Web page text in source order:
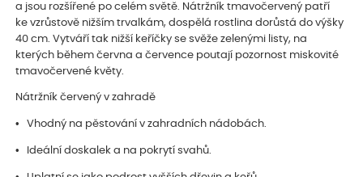
a jsou rozšířené po celém světě. Nátržník tmavočervený patří
ke vzrůstově nižším trvalkám, dospělá rostlina dorůstá do výšky
40 cm. Vytváří tak nižší keříčky se svěže zelenými listy, na
kterých během června a července poutají pozornost miskovité
tmavočervené květy.
Nátržník červený v zahradě
• Vhodný na pěstování v zahradních nádobách.
• Ideální doskalek a na pokrytí svahů.